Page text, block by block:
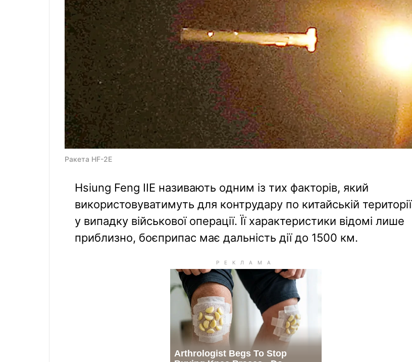
Ракета HF-2E
Hsiung Feng IIE називають одним із тих факторів, який
використовуватимуть для контрудару по китайській території
у випадку військової операції. Її характеристики відомі лише
приблизно, боєприпас має дальність дії до 1500 км.